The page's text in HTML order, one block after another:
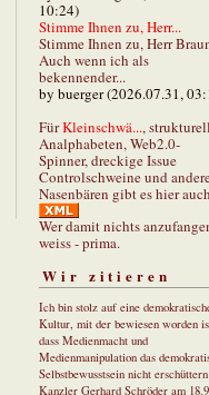
10:24)
Stimme Ihnen zu, Herr...
Stimme Ihnen zu, Herr
Auch wenn ich als
bekennender...
by buerger (2026.07.31,
FürKleinschwä...,
Analphabeten, Web2.0-
Spinner, dreckige Issue
Controlschweine und
Nasenbären gibt es hier auch
Wer damit nichts
weiss - prima.
Wir zitieren
Ich bin stolz auf eine
Kultur, mit der bewiesen worden
dass Medienmacht und
Medienmanipulation das
Selbstbewusstsein nicht erschüttern
Kanzler Gerhard Schröder am